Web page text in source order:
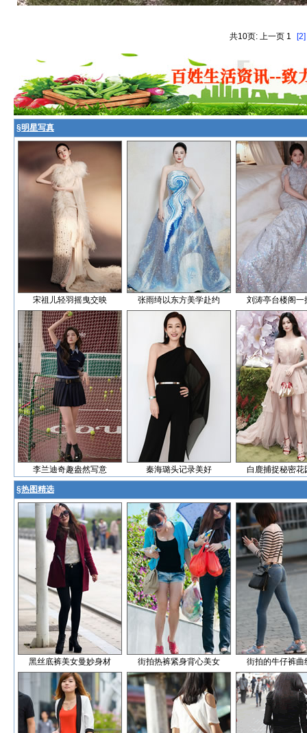
共10页: 上一页 1 [2]
§明星写真
宋祖儿轻羽摇曳交映 张雨绮以东方美学赴约 刘涛亭台楼阁一
李兰迪奇趣盎然写意 秦海璐头记录美好 白鹿捕捉秘密花
§热图精选
黑丝底裤美女曼妙身材 街拍热裤紧身背心美女 街拍的牛仔裤曲